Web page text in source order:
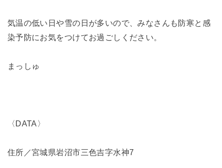
気温の低い日や雪の日が多いので、みなさんも防寒と感
染予防にお気をつけてお過ごしください。
まっしゅ
〈DATA〉
住所／宮城県岩沼市三色吉字水神7